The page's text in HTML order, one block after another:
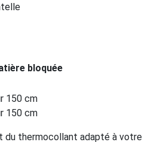
bloquée
150 cm
150 cm
du thermocollant adapté à votre